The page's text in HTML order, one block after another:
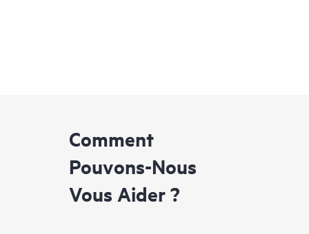
Comment
Pouvons-Nous
Vous Aider ?